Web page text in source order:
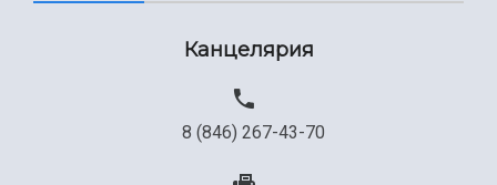
Канцелярия
8 (846) 267-43-70